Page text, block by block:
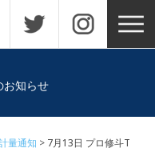
お知らせ
量通知
7月13日 プロ修斗T